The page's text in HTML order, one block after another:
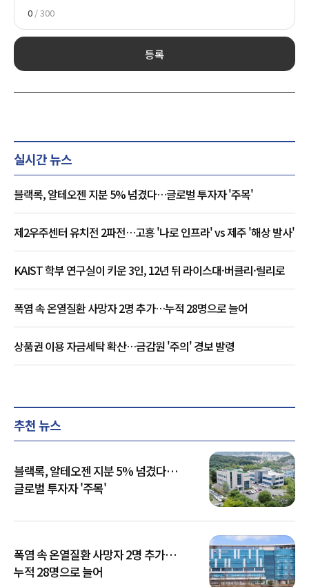
0 / 300
등록
실시간 뉴스
블랙록, 알테오젠 지분 5% 넘겼다…글로벌 투자자 '주목'
제2우주센터 유치전 2파전…고흥 '나로 인프라' vs 제주 '해상 발사'
KAIST 학부 연구실이 키운 3인, 12년 뒤 라이스대·버클리·릴리로
폭염 속 온열질환 사망자 2명 추가…누적 28명으로 늘어
상품권 이용 자금세탁 확산…금감원 '주의' 경보 발령
추천 뉴스
블랙록, 알테오젠 지분 5% 넘겼다…
글로벌 투자자 '주목'
폭염 속 온열질환 사망자 2명 추가…
누적 28명으로 늘어